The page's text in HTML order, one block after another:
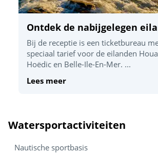
Ontdek de nabijgelegen
Bij de receptie is een ticketbureau
speciaal tarief voor de eilanden
Hoëdic en Belle-Ile-En-Mer. ...
Lees meer
Watersportactiviteiten
Nautische sportbasis